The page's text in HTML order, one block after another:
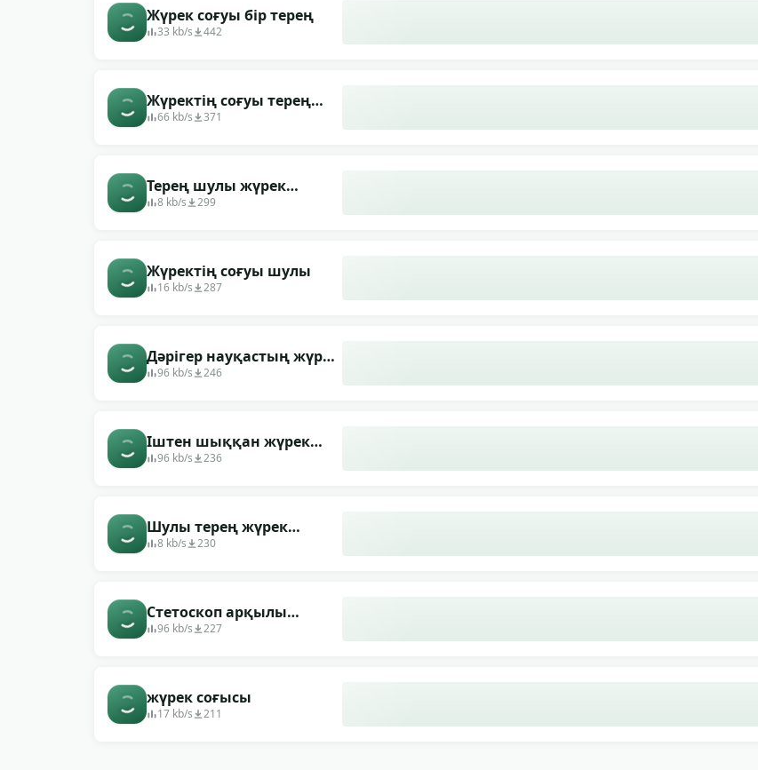
Жүрек соғуы бір терең
33 kb/s 442
Жүректің соғуы терең
жалғыз
66 kb/s 371
Терең шулы жүрек
соғысы
8 kb/s 299
Жүректің соғуы шулы
16 kb/s 287
Дәрігер науқастың жүрек
соғысын тыңдайтын
96 kb/s 246
Іштен шыққан жүрек
соғысының дыбысы
96 kb/s 236
Шулы терең жүрек
соғысы
8 kb/s 230
Стетоскоп арқылы
естілген тамыр соғу
96 kb/s 227
жүрек соғысы
17 kb/s 211